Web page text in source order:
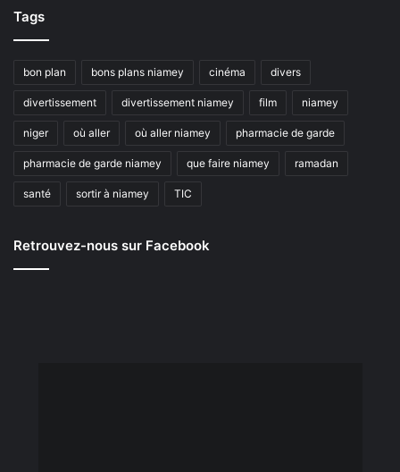
Tags
bon plan bons plans niamey cinéma divers
divertissement divertissement niamey film niamey
niger où aller où aller niamey pharmacie de garde
pharmacie de garde niamey que faire niamey ramadan
santé sortir à niamey TIC
Retrouvez-nous sur Facebook